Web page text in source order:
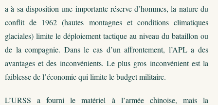
a à sa disposition une importante réserve d’hommes, la nature du
conflit de 1962 (hautes montagnes et conditions climatiques
glaciales) limite le déploiement tactique au niveau du bataillon ou
de la compagnie. Dans le cas d’un affrontement, l’APL a des
avantages et des inconvénients. Le plus gros inconvénient est la
faiblesse de l’économie qui limite le budget militaire.
L’URSS a fourni le matériel à l’armée chinoise, mais la